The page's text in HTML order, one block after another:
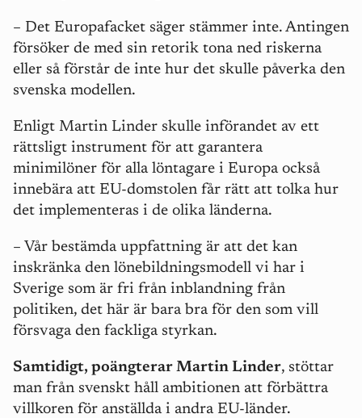
– Det Europafacket säger stämmer inte. Antingen
försöker de med sin retorik tona ned riskerna
eller så förstår de inte hur det skulle påverka den
svenska modellen.
Enligt Martin Linder skulle införandet av ett
rättsligt instrument för att garantera
minimilöner för alla löntagare i Europa också
innebära att EU-domstolen får rätt att tolka hur
det implementeras i de olika länderna.
– Vår bestämda uppfattning är att det kan
inskränka den lönebildningsmodell vi har i
Sverige som är fri från inblandning från
politiken, det här är bara bra för den som vill
försvaga den fackliga styrkan.
Samtidigt, poängterar Martin Linder, stöttar
man från svenskt håll ambitionen att förbättra
villkoren för anställda i andra EU-länder.